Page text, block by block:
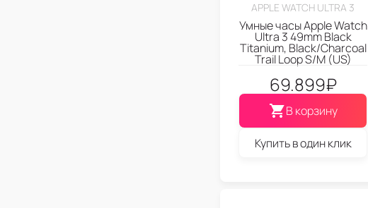
APPLE WATCH ULTRA 3
Умные часы Apple Watch
Ultra 3 49mm Black
Titanium, Black/Charcoal
Trail Loop S/M (US)
69.899₽
В корзину
Купить в один клик